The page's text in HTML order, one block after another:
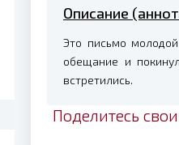
Описание
Это письмо
обещание и
встретились.
Поделитесь